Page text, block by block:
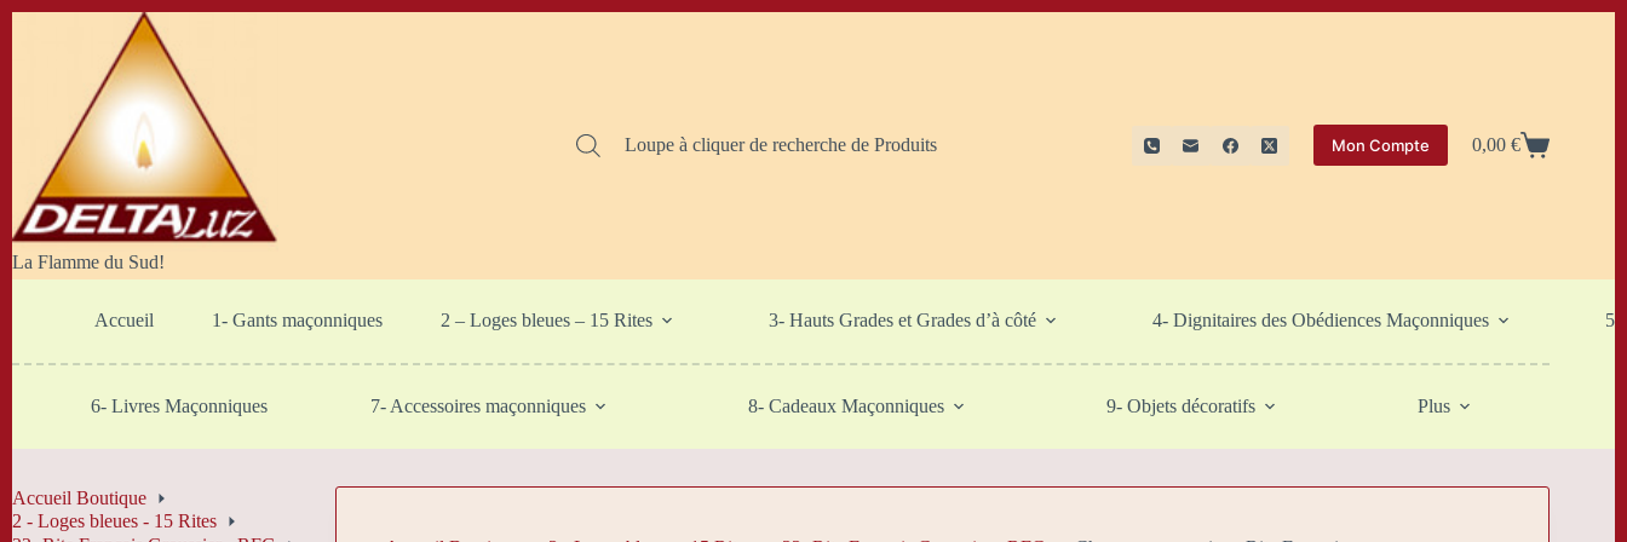
La Flamme du Sud!
Loupe à cliquer de recherche de Produits Mon Compte
Panier
0,00€
Accueil 1- Gants maçonniques 2 – Loges bleues – 15 Rites 3- Hauts Grades et Grades d’à côté 4- Dignitaires des Obédiences Maçonniques 5-
6- Livres Maçonniques 7- Accessoires maçonniques 8- Cadeaux Maçonniques 9- Objets décoratifs Plus
Accueil Boutique
2 - Loges bleues - 15 Rites